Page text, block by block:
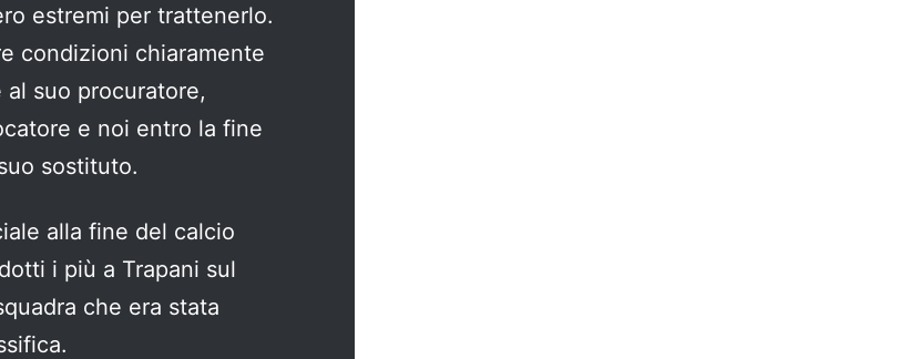
estremi per trattenerlo.
condizioni chiaramente
suo procuratore,
e noi entro la fine
sostituto.
alla fine del calcio
i più a Trapani sul
che era stata